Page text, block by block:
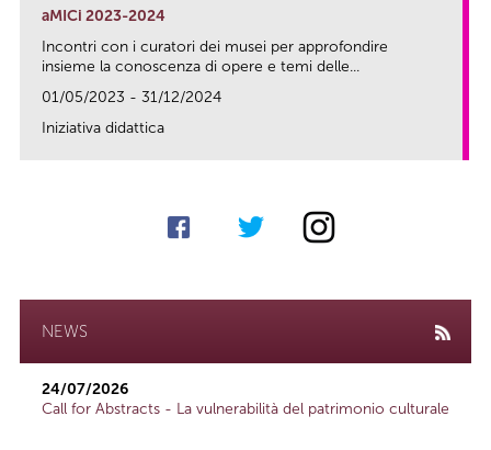
aMICi 2023-2024
Incontri con i curatori dei musei per approfondire
insieme la conoscenza di opere e temi delle...
01/05/2023 - 31/12/2024
Iniziativa didattica
NEWS
24/07/2026
Call for Abstracts - La vulnerabilità del patrimonio culturale